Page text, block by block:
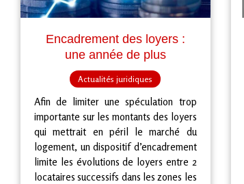
Encadrement des loyers :
une année de plus
Actualités juridiques
Afin de limiter une spéculation trop
importante sur les montants des loyers
qui mettrait en péril le marché du
logement, un dispositif d’encadrement
limite les évolutions de loyers entre 2
locataires successifs dans les zones les